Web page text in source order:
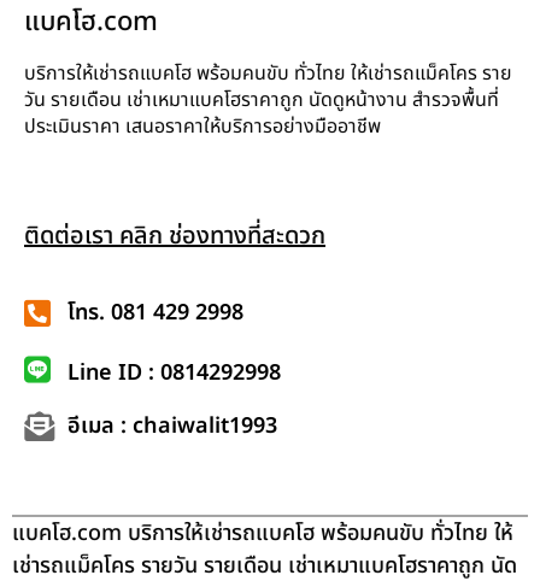
แบคโฮ.com
บริการให้เช่ารถแบคโฮ พร้อมคนขับ ทั่วไทย ให้เช่ารถแม็คโคร ราย
วัน รายเดือน เช่าเหมาแบคโฮราคาถูก นัดดูหน้างาน สำรวจพื้นที่
ประเมินราคา เสนอราคาให้บริการอย่างมืออาชีพ
ติดต่อเรา คลิก ช่องทางที่สะดวก
โทร. 081 429 2998
Line ID : 0814292998
อีเมล : chaiwalit1993
แบคโฮ.com บริการให้เช่ารถแบคโฮ พร้อมคนขับ ทั่วไทย ให้
เช่ารถแม็คโคร รายวัน รายเดือน เช่าเหมาแบคโฮราคาถูก นัด